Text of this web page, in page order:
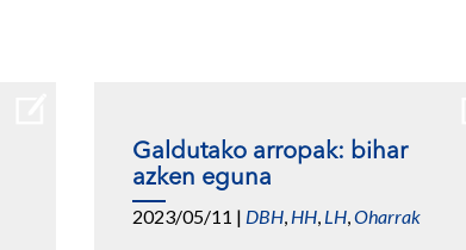
Galdutako arropak: bihar
azken eguna
2023/05/11 | DBH, HH, LH,Oharrak